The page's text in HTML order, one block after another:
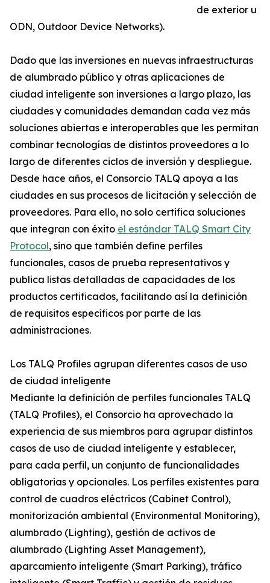
de exterior u
ODN, Outdoor Device Networks).
Dado que las inversiones en nuevas infraestructuras
de alumbrado público y otras aplicaciones de
ciudad inteligente son inversiones a largo plazo, las
ciudades y comunidades demandan cada vez más
soluciones abiertas e interoperables que les permitan
combinar tecnologías de distintos proveedores a lo
largo de diferentes ciclos de inversión y despliegue.
Desde hace años, el Consorcio TALQ apoya a las
ciudades en sus procesos de licitación y selección de
proveedores. Para ello, no solo certifica soluciones
que integran con éxito el estándar TALQ Smart City
Protocol, sino que también define perfiles
funcionales, casos de prueba representativos y
publica listas detalladas de capacidades de los
productos certificados, facilitando así la definición
de requisitos específicos por parte de las
administraciones.
Los TALQ Profiles agrupan diferentes casos de uso
de ciudad inteligente
Mediante la definición de perfiles funcionales TALQ
(TALQ Profiles), el Consorcio ha aprovechado la
experiencia de sus miembros para agrupar distintos
casos de uso de ciudad inteligente y establecer,
para cada perfil, un conjunto de funcionalidades
obligatorias y opcionales. Los perfiles existentes para
control de cuadros eléctricos (Cabinet Control),
monitorización ambiental (Environmental Monitoring),
alumbrado (Lighting), gestión de activos de
alumbrado (Lighting Asset Management),
aparcamiento inteligente (Smart Parking), tráfico